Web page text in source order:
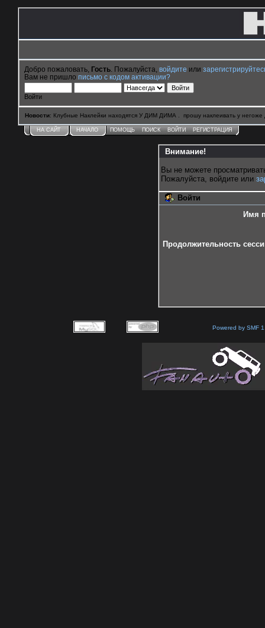
Добро пожаловать, Гость . Пожалуйста, войдите или
Вам не пришло письмо с кодом активации?
Войти
Новости: Клубные Наклейки находятся У ДИМ ДИМА . прошу наклеивать у негоже
НА САЙТ НАЧАЛО ПОМОЩЬ ПОИСК ВОЙТИ РЕГИСТРАЦИЯ
Внимание!
Вы не можете
Пожалуйста, войдите или
Войти
Имя
Продолжительность
Powered by SMF